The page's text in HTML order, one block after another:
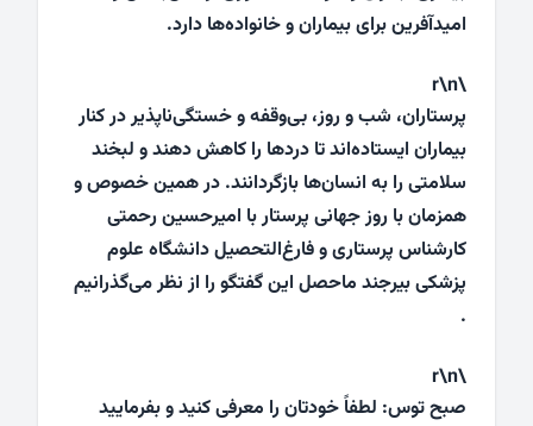
امیدآفرین برای بیماران و خانواده‌ها دارد.
\r\n
پرستاران، شب و روز، بی‌وقفه و خستگی‌ناپذیر در کنار
بیماران ایستاده‌اند تا دردها را کاهش دهند و لبخند
سلامتی را به انسان‌ها بازگردانند. در همین خصوص و
همزمان با روز جهانی پرستار با امیرحسین رحمتی
کارشناس پرستاری و فارغ‌التحصیل دانشگاه علوم
پزشکی بیرجند ماحصل این گفتگو را از نظر می‌گذرانیم
.
\r\n
صبح توس: لطفاً خودتان را معرفی کنید و بفرمایید